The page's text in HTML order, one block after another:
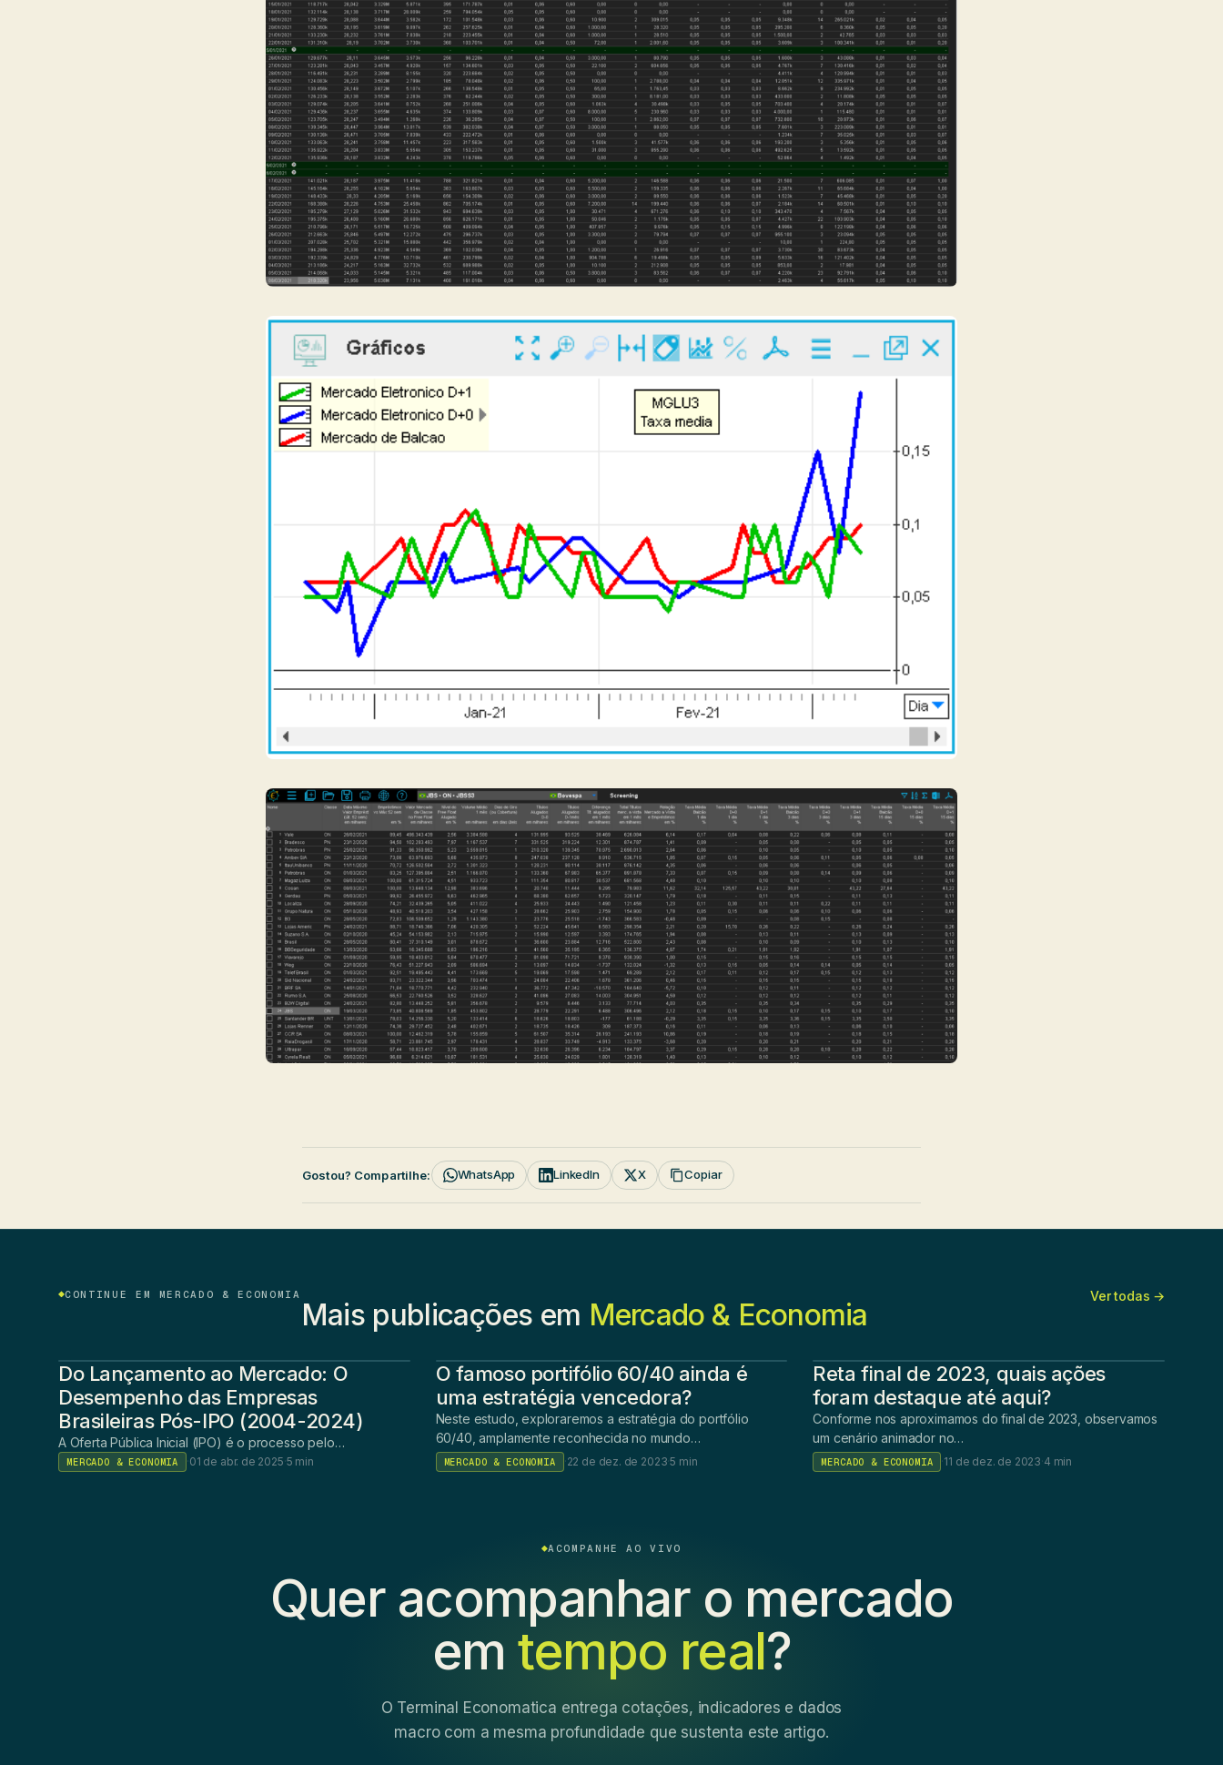
Gostou? Compartilhe: WhatsApp LinkedIn X Copiar
CONTINUE EM MERCADO & ECONOMIA
Mais publicações em Mercado & Economia
Ver todas →
Do Lançamento ao Mercado: O
Desempenho das Empresas
Brasileiras Pós-IPO (2004-2024)
A Oferta Pública Inicial (IPO) é o processo pelo…
MERCADO & ECONOMIA ·01 de abr. de 2025·5 min
O famoso portifólio 60/40 ainda é
uma estratégia vencedora?
Neste estudo, exploraremos a estratégia do portfólio
60/40, amplamente reconhecida no mundo…
MERCADO & ECONOMIA ·22 de dez. de 2023·5 min
Reta final de 2023, quais ações
foram destaque até aqui?
Conforme nos aproximamos do final de 2023, observamos
um cenário animador no…
MERCADO & ECONOMIA ·11 de dez. de 2023·4 min
ACOMPANHE AO VIVO
Quer acompanhar o mercado
emtempo real?
O Terminal Economatica entrega cotações, indicadores e dados
macro com a mesma profundidade que sustenta este artigo.